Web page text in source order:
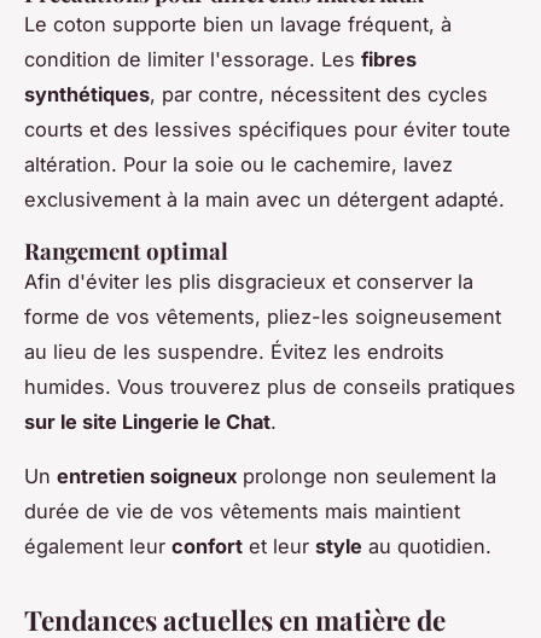
Le coton supporte bien un lavage fréquent, à
condition de limiter l'essorage. Les fibres
synthétiques, par contre, nécessitent des cycles
courts et des lessives spécifiques pour éviter toute
altération. Pour la soie ou le cachemire, lavez
exclusivement à la main avec un détergent adapté.
Rangement optimal
Afin d'éviter les plis disgracieux et conserver la
forme de vos vêtements, pliez-les soigneusement
au lieu de les suspendre. Évitez les endroits
humides. Vous trouverez plus de conseils pratiques
sur le site Lingerie le Chat.
Un entretien soigneux prolonge non seulement la
durée de vie de vos vêtements mais maintient
également leur confort et leur style au quotidien.
Tendances actuelles en matière de